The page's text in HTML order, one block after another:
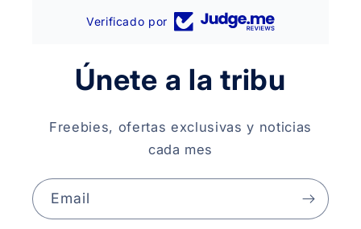
Verificado por
Únete a la tribu
Freebies, ofertas exclusivas y noticias
cada mes
Email